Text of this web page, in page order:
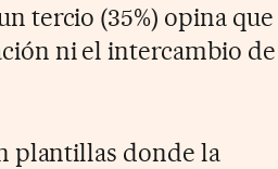
tercio (35%) opina que
ni el intercambio de
plantillas donde la